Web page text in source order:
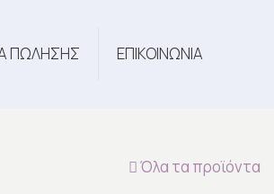
ΠΩΛΗΣΗΣ ΕΠΙΚΟΙΝΩΝΙΑ
Όλα τα προϊόντα